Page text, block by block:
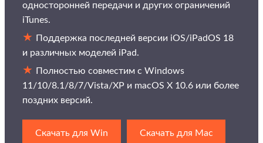
односторонней передачи и других ограничений
iTunes.
Поддержка последней версии iOS/iPadOS 18
и различных моделей iPad.
Полностью совместим с Windows
11/10/8.1/8/7/Vista/XP и macOS X 10.6 или более
поздних версий.
Скачать для Win Скачать для Mac